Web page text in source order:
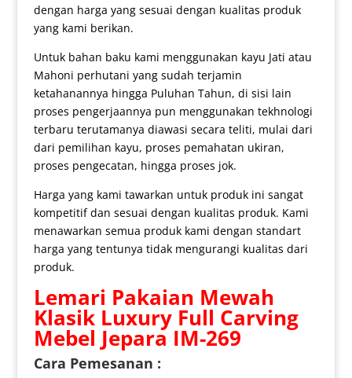
dengan harga yang sesuai dengan kualitas produk
yang kami berikan.
Untuk bahan baku kami menggunakan kayu Jati atau
Mahoni perhutani yang sudah terjamin
ketahanannya hingga Puluhan Tahun, di sisi lain
proses pengerjaannya pun menggunakan tekhnologi
terbaru terutamanya diawasi secara teliti, mulai dari
dari pemilihan kayu, proses pemahatan ukiran,
proses pengecatan, hingga proses jok.
Harga yang kami tawarkan untuk produk ini sangat
kompetitif dan sesuai dengan kualitas produk. Kami
menawarkan semua produk kami dengan standart
harga yang tentunya tidak mengurangi kualitas dari
produk.
Lemari Pakaian Mewah
Klasik Luxury Full Carving
Mebel Jepara IM-269
Cara Pemesanan :